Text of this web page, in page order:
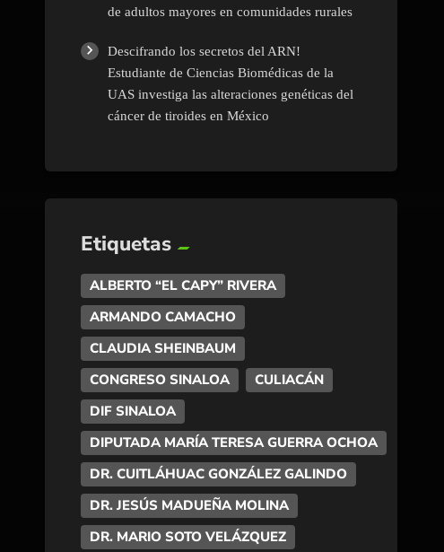
de adultos mayores en comunidades rurales
Descifrando los secretos del ARN!
Estudiante de Ciencias Biomédicas de la
UAS investiga las alteraciones genéticas del
cáncer de tiroides en México
Etiquetas
ALBERTO “EL CAPY” RIVERA
ARMANDO CAMACHO
CLAUDIA SHEINBAUM
CONGRESO SINALOA
CULIACÁN
DIF SINALOA
DIPUTADA MARÍA TERESA GUERRA OCHOA
DR. CUITLÁHUAC GONZÁLEZ GALINDO
DR. JESÚS MADUEÑA MOLINA
DR. MARIO SOTO VELÁZQUEZ